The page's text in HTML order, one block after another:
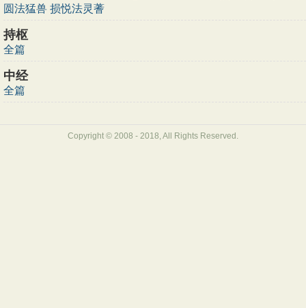
圆法猛兽 损悦法灵蓍
持枢
全篇
中经
全篇
Copyright © 2008 - 2018, All Rights Reserved.